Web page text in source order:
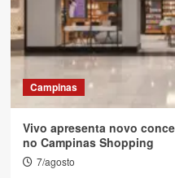
Campinas
Vivo apresenta novo
no Campinas Shopping
7/agosto